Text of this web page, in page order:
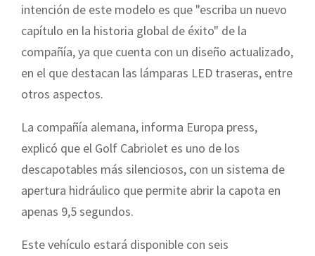
intención de este modelo es que "escriba un nuevo
capítulo en la historia global de éxito" de la
compañía, ya que cuenta con un diseño actualizado,
en el que destacan las lámparas LED traseras, entre
otros aspectos.
La compañía alemana, informa Europa press,
explicó que el Golf Cabriolet es uno de los
descapotables más silenciosos, con un sistema de
apertura hidráulico que permite abrir la capota en
apenas 9,5 segundos.
Este vehículo estará disponible con seis